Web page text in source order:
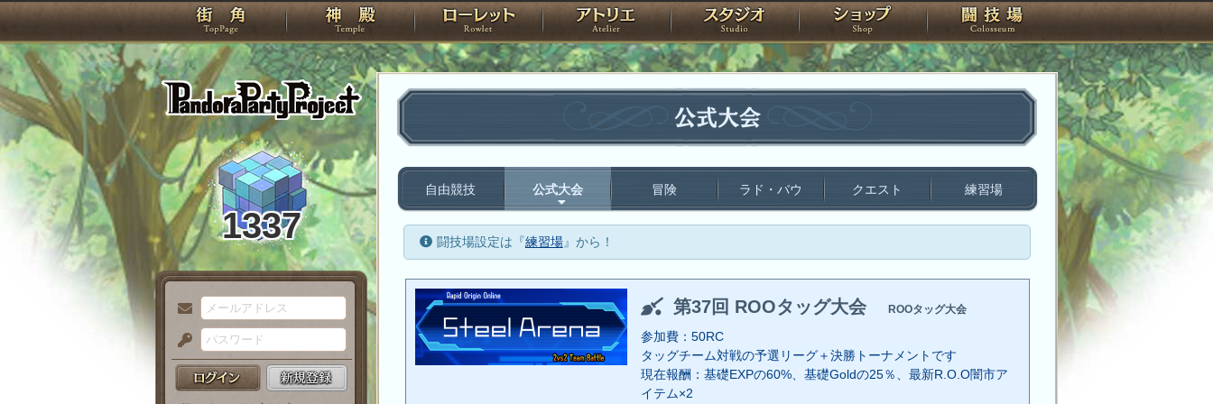
PandoraPartyProject
TOP 神殿 ローレット アトリエ スタジオ ショップ 闘技場
1337
メ
ー
ル
パ
ス
公式大会
自由競技 公式大会 冒険 ラド・バウ クエスト 練習場
闘技場設定は『練習場』から！
第37回 ROOタッグ大会 ROOタッグ大会
参加費：50RC
タッグチーム対戦の予選リーグ＋決勝トーナメントです
現在報酬：基礎EXPの60%、基礎Goldの25％、最新R.O.O闇市ア
イテム×2